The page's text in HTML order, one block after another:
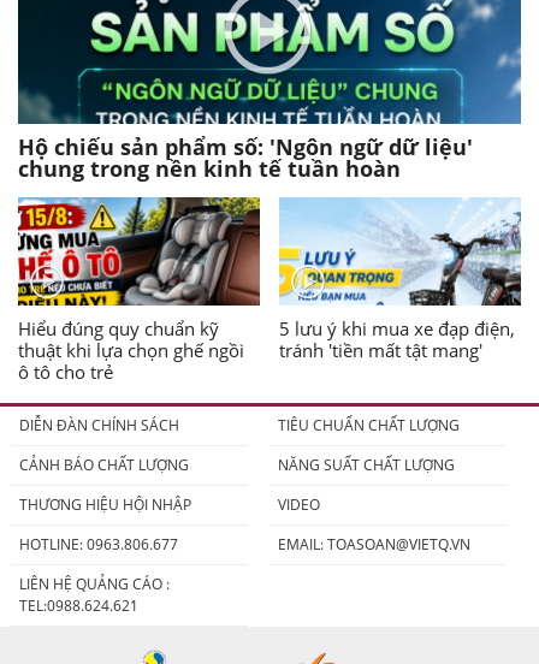
Hộ chiếu sản phẩm số: 'Ngôn ngữ dữ liệu'
chung trong nền kinh tế tuần hoàn
Hiểu đúng quy chuẩn kỹ
thuật khi lựa chọn ghế ngồi
ô tô cho trẻ
5 lưu ý khi mua xe đạp điện,
tránh 'tiền mất tật mang'
DIỄN ĐÀN CHÍNH SÁCH
TIÊU CHUẨN CHẤT LƯỢNG
CẢNH BÁO CHẤT LƯỢNG
NĂNG SUẤT CHẤT LƯỢNG
THƯƠNG HIỆU HỘI NHẬP
VIDEO
HOTLINE: 0963.806.677
EMAIL:TOASOAN@VIETQ.VN
LIÊN HỆ QUẢNG CÁO :
TEL:0988.624.621